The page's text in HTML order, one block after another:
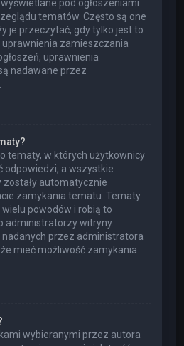
pod ogłoszeniami
tematów. Często są one
je przeczytać, gdy tylko jest to
uprawnienia zamieszczania
uprawnienia
nadawane przez
tematy, w których użytkownicy
odpowiedzi, a wszystkie
automatycznie
zamykania tematu. Tematy
powodów i robią to
administratorzy witryny.
przez administratora
mieć możliwość zamykania
wybieranymi przez autora